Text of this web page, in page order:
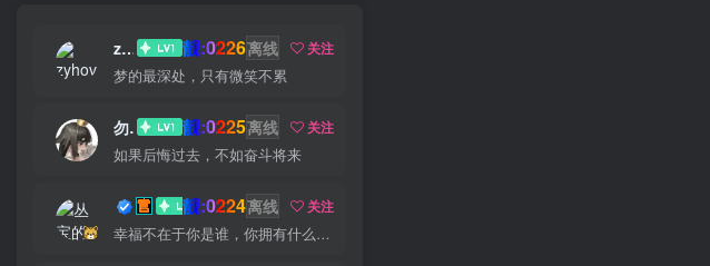
zyhove 靓:0226离线
关注
梦的最深处，只有微笑不累
勿听 靓:0225离线
关注
如果后悔过去，不如奋斗将来
丛宝 靓:0224离线
关注
幸福不在于你是谁，你拥有什么，而仅仅在于你自己怎么看待